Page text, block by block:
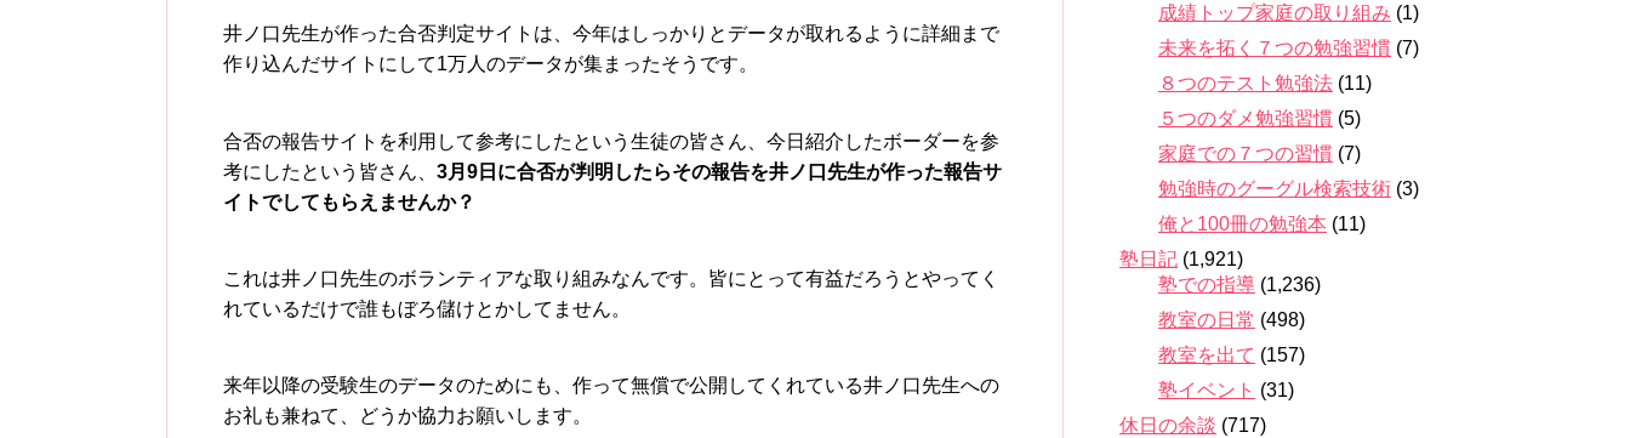
井ノ口先生が作った合否判定サイトは、今年はしっかりとデータが取れるように詳細まで
作り込んだサイトにして1万人のデータが集まったそうです。
合否の報告サイトを利用して参考にしたという生徒の皆さん、今日紹介したボーダーを参
考にしたという皆さん、 3月9日に合否が判明したらその報告を井ノ口先生が作った報告サ
イトでしてもらえませんか？
これは井ノ口先生のボランティアな取り組みなんです。皆にとって有益だろうとやってく
れているだけで誰もぼろ儲けとかしてません。
来年以降の受験生のデータのためにも、作って無償で公開してくれている井ノ口先生への
お礼も兼ねて、どうか協力お願いします。
成績トップ家庭の取り組み (1)
未来を拓く７つの勉強習慣 (7)
８つのテスト勉強法 (11)
５つのダメ勉強習慣 (5)
家庭での７つの習慣 (7)
勉強時のグーグル検索技術 (3)
俺と100冊の勉強本 (11)
塾日記 (1,921)
塾での指導 (1,236)
教室の日常 (498)
教室を出て (157)
塾イベント (31)
休日の余談 (717)